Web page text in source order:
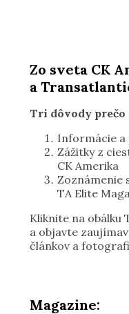
Zo sveta CK
a
Tri dôvody
Informácie a
Zážitky z
CK Amerika
Zoznámenie
TA Elite
Kliknite na obálku
a objavte
článkov a
Magazine: